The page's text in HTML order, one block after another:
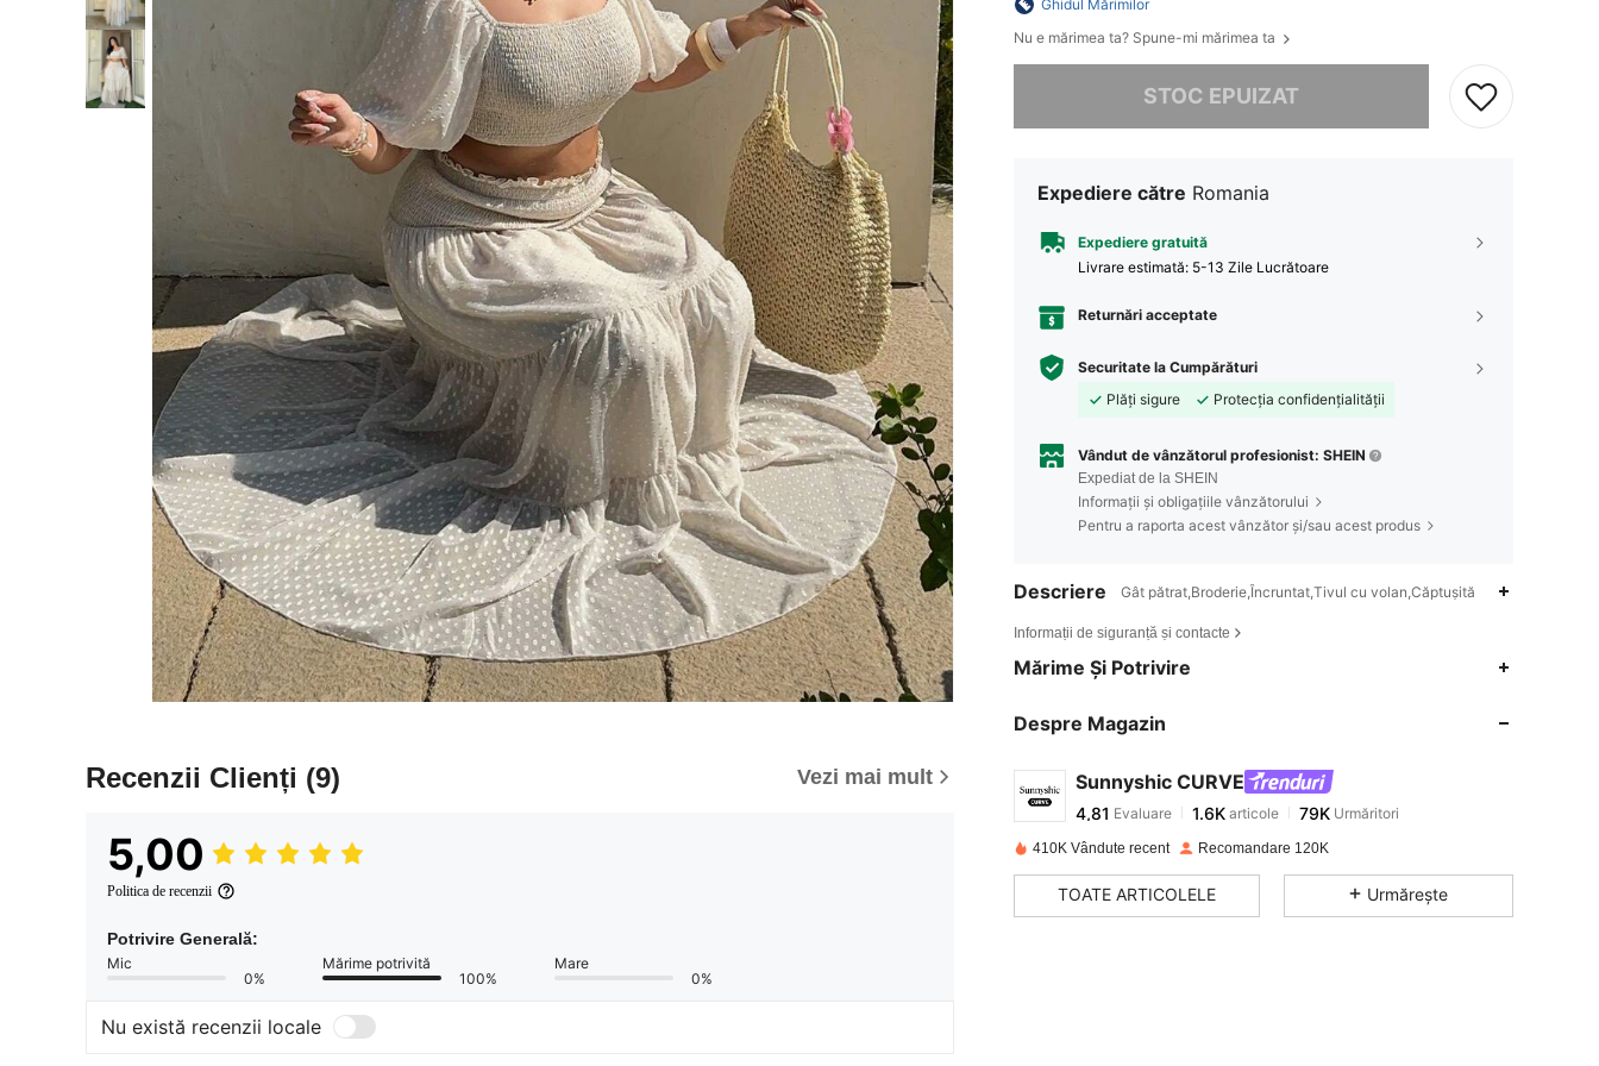
Recenzii Clienți (9) Vezi mai mult
5,00
Politica de recenzii
Potrivire Generală:
Mic
0%
Mărime potrivită
100%
Mare
0%
Nu există recenzii locale
Ghidul Mărimilor
Nu e mărimea ta? Spune-mi mărimea ta
STOC EPUIZAT
Ne pare rău, articolul are stoc epuizat.
Expediere către Romania
Expediere gratuită
Livrare estimată: 5-13 Zile Lucrătoare
Returnări acceptate
Securitate la Cumpărături
Plăți sigure
Protecția confidențialității
Vândut de vânzătorul profesionist: SHEIN
Expediat de la SHEIN
Informații și obligațiile vânzătorului
Pentru a raporta acest vânzător și/sau acest produs
Descriere Gât pătrat,Broderie,Încruntat,Tivul cu volan,Căptușită
Informații de siguranță și contacte
Mărime Și Potrivire
Despre Magazin
Sunnyshic CURVE
4,81
4,81Evaluare 1.6Karticole 79KUrmăritori
g***3a plătitîn urmă cu 1 zi
410K Vândute recent Recomandare 120K
TOATE ARTICOLELE Urmărește